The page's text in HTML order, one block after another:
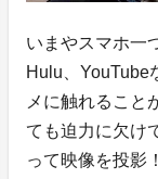
いまやスマホ一
Hulu、YouTube
メに触れること
ても迫力に欠け
って映像を投影